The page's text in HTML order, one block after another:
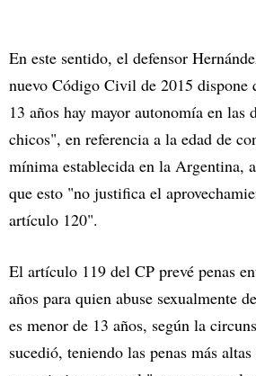
En este sentido, el defensor
nuevo Código Civil de 2015 dispone
13 años hay mayor autonomía en las
chicos", en referencia a la edad de
mínima establecida en la Argentina,
que esto "no justifica el
artículo 120".
El artículo 119 del CP prevé penas
años para quien abuse sexualmente
es menor de 13 años, según la
sucedió, teniendo las penas más